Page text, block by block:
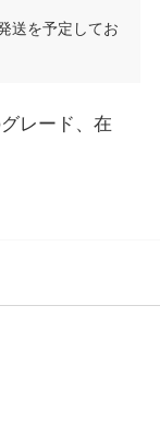
送を予定してお
レード、在